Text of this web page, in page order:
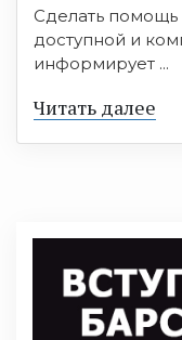
Сделать
доступной и
информирует ...
Читать далее